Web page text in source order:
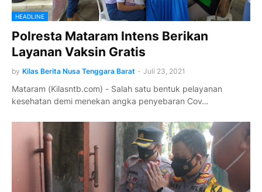
HEADLINE
Polresta Mataram Intens Berikan
Layanan Vaksin Gratis
by Kilas Berita Nusa Tenggara Barat - Juli 23, 2021
Mataram (Kilasntb.com) - Salah satu bentuk pelayanan
kesehatan demi menekan angka penyebaran Cov…